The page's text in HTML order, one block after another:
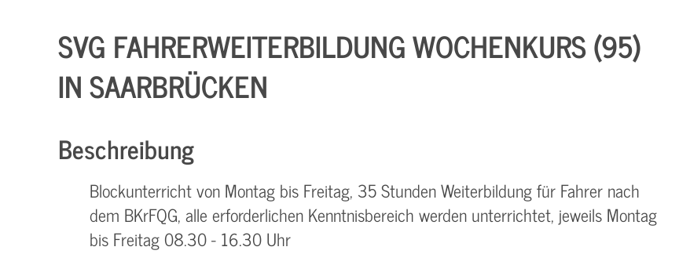
SVG FAHRERWEITERBILDUNG WOCHENKURS (95)
IN SAARBRÜCKEN
Beschreibung
Blockunterricht von Montag bis Freitag, 35 Stunden Weiterbildung für Fahrer nach
dem BKrFQG, alle erforderlichen Kenntnisbereich werden unterrichtet, jeweils Montag
bis Freitag 08.30 - 16.30 Uhr